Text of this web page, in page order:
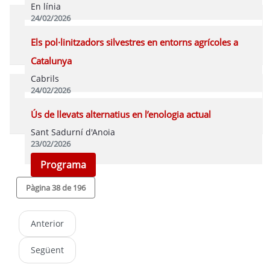
En línia
24/02/2026
Programa
Els pol·linitzadors silvestres en entorns agrícoles a
Catalunya
Cabrils
24/02/2026
Programa
Ús de llevats alternatius en l’enologia actual
Sant Sadurní d'Anoia
23/02/2026
Programa
Pàgina 38 de 196
Anterior
Següent